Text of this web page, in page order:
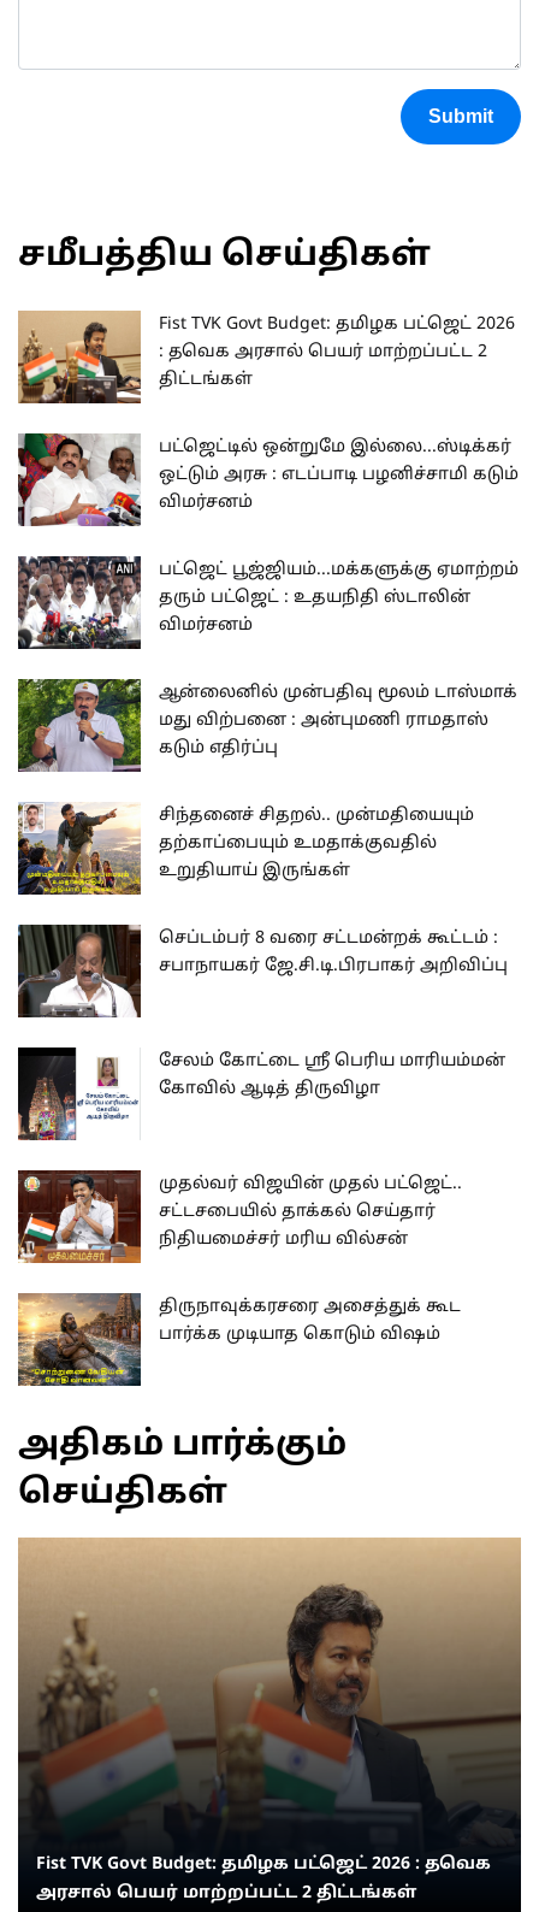
Submit
சமீபத்திய செய்திகள்
Fist TVK Govt Budget: தமிழக பட்ஜெட் 2026
: தவெக அரசால் பெயர் மாற்றப்பட்ட 2
திட்டங்கள்
பட்ஜெட்டில் ஒன்றுமே இல்லை...ஸ்டிக்கர்
ஒட்டும் அரசு : எடப்பாடி பழனிச்சாமி கடும்
விமர்சனம்
பட்ஜெட் பூஜ்ஜியம்...மக்களுக்கு ஏமாற்றம்
தரும் பட்ஜெட் : உதயநிதி ஸ்டாலின்
விமர்சனம்
ஆன்லைனில் முன்பதிவு மூலம் டாஸ்மாக்
மது விற்பனை : அன்புமணி ராமதாஸ்
கடும் எதிர்ப்பு
சிந்தனைச் சிதறல்.. முன்மதியையும்
தற்காப்பையும் உமதாக்குவதில்
உறுதியாய் இருங்கள்
செப்டம்பர் 8 வரை சட்டமன்றக் கூட்டம் :
சபாநாயகர் ஜே.சி.டி.பிரபாகர் அறிவிப்பு
சேலம் கோட்டை ஸ்ரீ பெரிய மாரியம்மன்
கோவில் ஆடித் திருவிழா
முதல்வர் விஜயின் முதல் பட்ஜெட்..
சட்டசபையில் தாக்கல் செய்தார்
நிதியமைச்சர் மரிய வில்சன்
திருநாவுக்கரசரை அசைத்துக் கூட
பார்க்க முடியாத கொடும் விஷம்
அதிகம் பார்க்கும்
செய்திகள்
Fist TVK Govt Budget: தமிழக பட்ஜெட் 2026 : தவெக
அரசால் பெயர் மாற்றப்பட்ட 2 திட்டங்கள்